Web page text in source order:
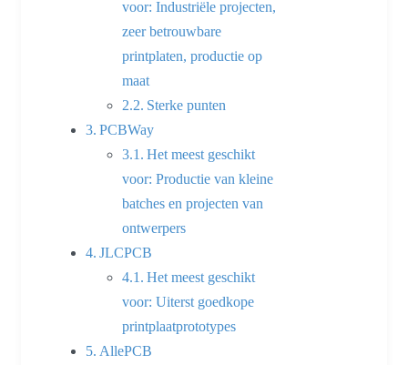
voor: Industriële projecten,
zeer betrouwbare
printplaten, productie op
maat
Sterke punten
PCBWay
Het meest geschikt
voor: Productie van kleine
batches en projecten van
ontwerpers
JLCPCB
Het meest geschikt
voor: Uiterst goedkope
printplaatprototypes
AllePCB